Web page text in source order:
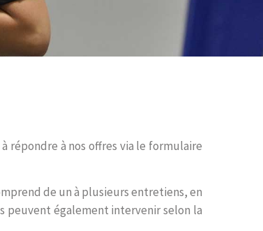
répondre à nos offres via le formulaire
de un à plusieurs entretiens, en
peuvent également intervenir selon la